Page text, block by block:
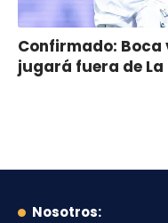
Confirmado: Boca
jugará fuera de
Nosotros: